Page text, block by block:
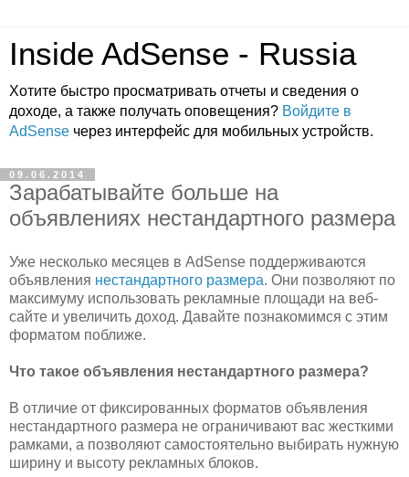
Inside AdSense - Russia
Хотите быстро просматривать отчеты и сведения о
доходе, а также получать оповещения? Войдите в
AdSense через интерфейс для мобильных устройств.
09.06.2014
Зарабатывайте больше на
объявлениях нестандартного размера
Уже несколько месяцев в AdSense поддерживаются
объявления нестандартного размера. Они позволяют по
максимуму использовать рекламные площади на веб-
сайте и увеличить доход. Давайте познакомимся с этим
форматом поближе.
Что такое объявления нестандартного размера?
В отличие от фиксированных форматов объявления
нестандартного размера не ограничивают вас жесткими
рамками, а позволяют самостоятельно выбирать нужную
ширину и высоту рекламных блоков.